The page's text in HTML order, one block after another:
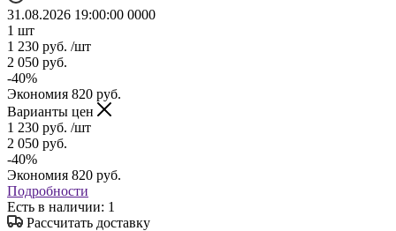
31.08.2026 19:00:00 0000
1 шт
1 230 руб. /шт
2 050 руб.
-40%
Экономия 820 руб.
Варианты цен
1 230 руб. /шт
2 050 руб.
-40%
Экономия 820 руб.
Подробности
Есть в наличии: 1
Рассчитать доставку